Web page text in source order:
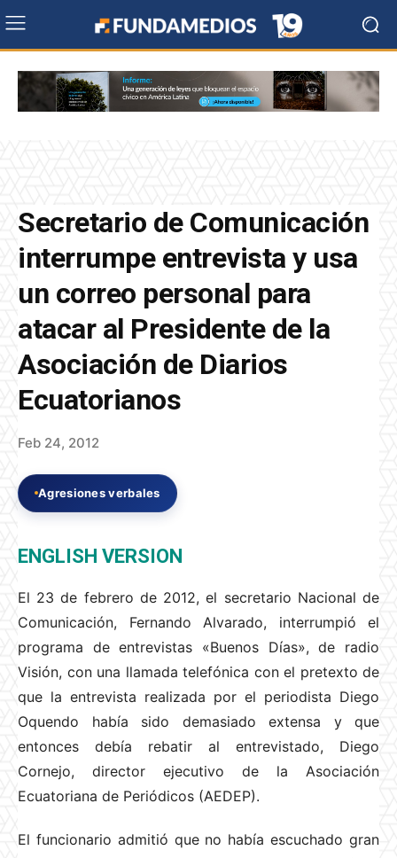
Secretario de Comunicación
interrumpe entrevista y usa
un correo personal para
atacar al Presidente de la
Asociación de Diarios
Ecuatorianos
Feb 24, 2012
Agresiones verbales
ENGLISH VERSION
El 23 de febrero de 2012, el secretario Nacional de
Comunicación, Fernando Alvarado, interrumpió el
programa de entrevistas «Buenos Días», de radio
Visión, con una llamada telefónica con el pretexto de
que la entrevista realizada por el periodista Diego
Oquendo había sido demasiado extensa y que
entonces debía rebatir al entrevistado, Diego
Cornejo, director ejecutivo de la Asociación
Ecuatoriana de Periódicos (AEDEP).
El funcionario admitió que no había escuchado gran